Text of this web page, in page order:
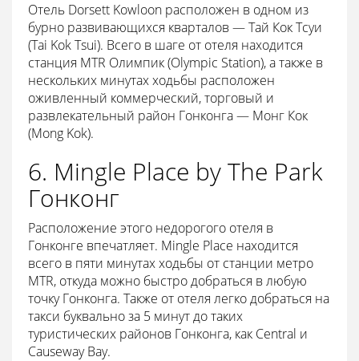
Отель Dorsett Kowloon расположен в одном из
бурно развивающихся кварталов — Тай Кок Тсуи
(Tai Kok Tsui). Всего в шаге от отеля находится
станция MTR Олимпик (Olympic Station), а также в
нескольких минутах ходьбы расположен
оживленный коммерческий, торговый и
развлекательный район Гонконга — Монг Кок
(Mong Kok).
6. Mingle Place by The Park
Гонконг
Расположение этого недорогого отеля в
Гонконге впечатляет. Mingle Place находится
всего в пяти минутах ходьбы от станции метро
MTR, откуда можно быстро добраться в любую
точку Гонконга. Также от отеля легко добраться на
такси буквально за 5 минут до таких
туристических районов Гонконга, как Central и
Causeway Bay.